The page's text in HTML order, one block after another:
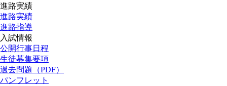
進路実績
進路実績
進路指導
入試情報
公開行事日程
生徒募集要項
過去問題（PDF）
パンフレット